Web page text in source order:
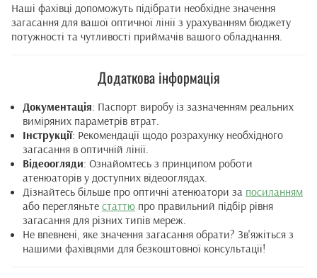
Наші фахівці допоможуть підібрати необхідне значення
загасання для вашої оптичної лінії з урахуванням бюджету
потужності та чутливості приймачів вашого обладнання.
Додаткова інформація
Документація: Паспорт виробу із зазначенням реальних
виміряних параметрів втрат.
Інструкції: Рекомендації щодо розрахунку необхідного
загасання в оптичній лінії.
Відеоогляди: Ознайомтесь з принципом роботи
атенюаторів у доступних відеооглядах.
Дізнайтесь більше про оптичні атенюатори за посиланням
або перегляньте статтю про правильний підбір рівня
загасання для різних типів мереж.
Не впевнені, яке значення загасання обрати? Зв'яжіться з
нашими фахівцями для безкоштовної консультації!